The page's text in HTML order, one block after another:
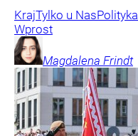
KrajTylko u NasPolityka
Wprost
Magdalena Frindt